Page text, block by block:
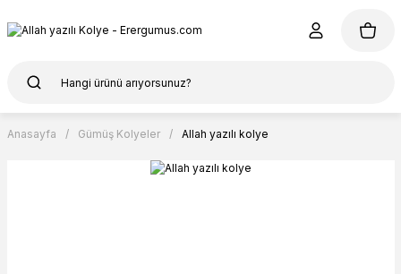
Anasayfa Gümüş Kolyeler Allah yazılı kolye